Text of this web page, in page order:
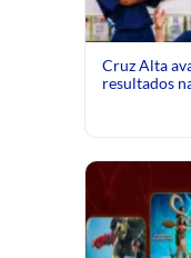
Cruz Alta
resultados